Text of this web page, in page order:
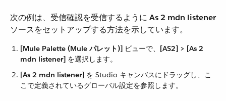
次の例は、受信確認を受信するように ​ As 2 mdn listener
ソースをセットアップする方法を示しています。
[Mule Palette (Mule パレット)] ​ ビューで、​ [AS2] > [As 2
mdn listener] ​ を選択します。
[As 2 mdn listener] ​ を Studio キャンバスにドラッグし、こ
こで定義されているグローバル設定を参照します。